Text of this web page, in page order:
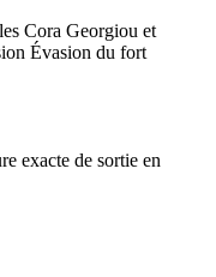
Cora Georgiou et
Évasion du fort
exacte de sortie en